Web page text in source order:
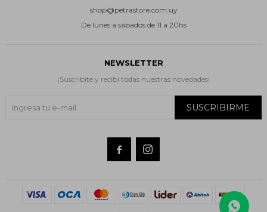
shop@petrastore.com.uy
De lunes a sábados de 11 a 20hs
NEWSLETTER
¡Suscribite y recibí todas nuestras novedades!
SUSCRIBIRME
 